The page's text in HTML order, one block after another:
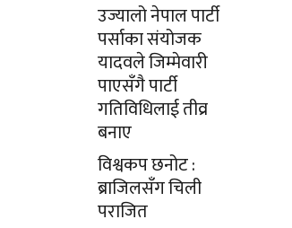
उज्यालो नेपाल पार्टी
पर्साका संयोजक
यादवले जिम्मेवारी
पाएसँगै पार्टी
गतिविधिलाई तीव्र
बनाए
विश्वकप छनोट :
ब्राजिलसँग चिली
पराजित